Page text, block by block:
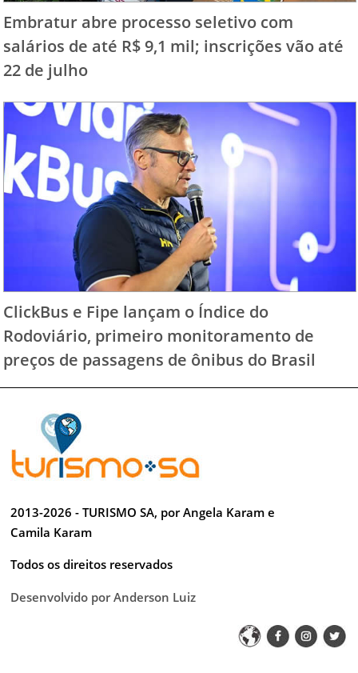
Embratur abre processo seletivo com
salários de até R$ 9,1 mil; inscrições vão até
22 de julho
ClickBus e Fipe lançam o Índice do
Rodoviário, primeiro monitoramento de
preços de passagens de ônibus do Brasil
2013-2026 - TURISMO SA, por Angela Karam e
Camila Karam
Todos os direitos reservados
Desenvolvido por Anderson Luiz